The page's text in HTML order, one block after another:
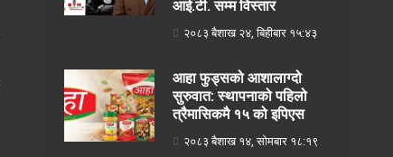
आई.टी. सम्म विस्तार
२०८३ बैशाख २४, बिहीबार १५:४३
आहा फुड्सको आशालाग्दो
सुरुवात: स्थापनाको पहिलो
त्रैमासिकमै १५ को इपिएस
२०८३ बैशाख १४, सोमबार १८:१९